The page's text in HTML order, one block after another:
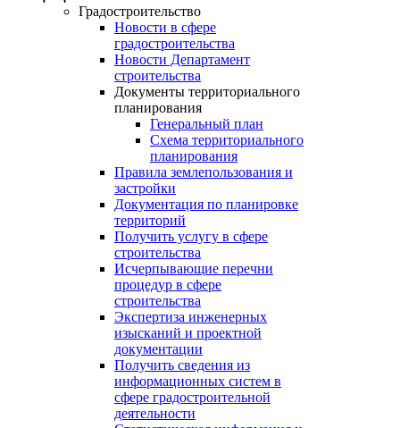
Градостроительство
Новости в сфере
градостроительства
Новости Департамент
строительства
Документы территориального
планирования
Генеральный план
Схема территориального
планирования
Правила землепользования и
застройки
Документация по планировке
территорий
Получить услугу в сфере
строительства
Исчерпывающие перечни
процедур в сфере
строительства
Экспертиза инженерных
изысканий и проектной
документации
Получить сведения из
информационных систем в
сфере градостроительной
деятельности